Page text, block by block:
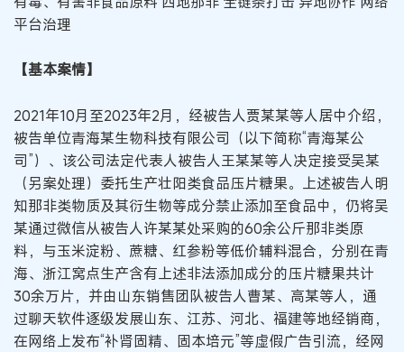
平台治理
【基本案情】
2021年10月至2023年2月，经被告人贾某某等人居中介绍，
被告单位青海某生物科技有限公司（以下简称“青海某公
司”）、该公司法定代表人被告人王某某等人决定接受吴某
（另案处理）委托生产壮阳类食品压片糖果。上述被告人明
知那非类物质及其衍生物等成分禁止添加至食品中，仍将吴
某通过微信从被告人许某某处采购的60余公斤那非类原
料，与玉米淀粉、蔗糖、红参粉等低价辅料混合，分别在青
海、浙江窝点生产含有上述非法添加成分的压片糖果共计
30余万片，并由山东销售团队被告人曹某、高某等人，通
过聊天软件逐级发展山东、江苏、河北、福建等地经销商，
在网络上发布“补肾固精、固本培元”等虚假广告引流，经网